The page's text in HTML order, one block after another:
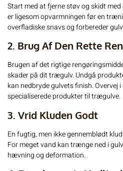
Start med at fjerne støv og skidt
er ligesom opvarmningen før en
overfladiske snavs og forbereder
2. Brug Af Den Rette
Brugen af det rigtige
skader på dit trægulv. Undgå
kan nedbryde gulvets finish. Overvej
specialiserede produkter til trægulve.
3. Vrid Kluden Godt
En fugtig, men ikke gennemblødt
For meget vand kan trænge ned i
hævning og deformation.